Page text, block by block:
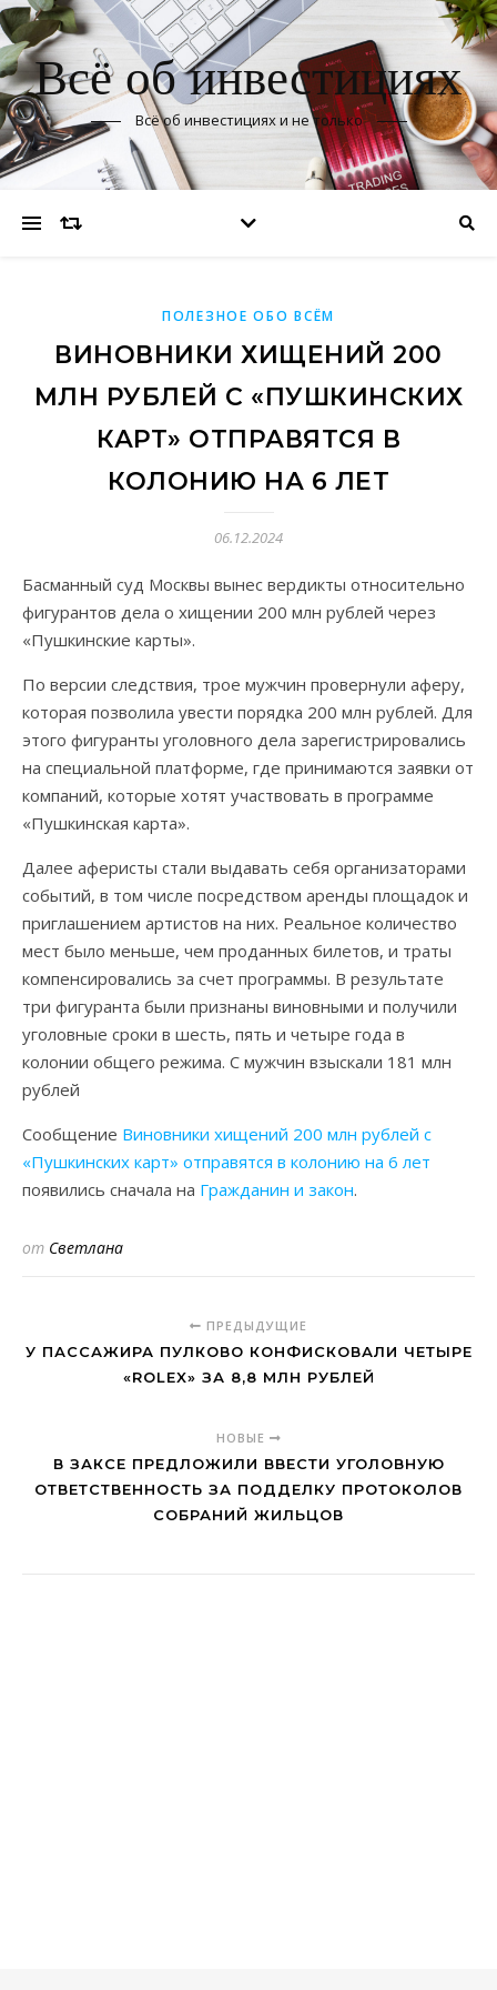
Всё об инвестициях
Всё об инвестициях и не только
ПОЛЕЗНОЕ ОБО ВСЁМ
ВИНОВНИКИ ХИЩЕНИЙ 200
МЛН РУБЛЕЙ С «ПУШКИНСКИХ
КАРТ» ОТПРАВЯТСЯ В
КОЛОНИЮ НА 6 ЛЕТ
06.12.2024
Басманный суд Москвы вынес вердикты относительно
фигурантов дела о хищении 200 млн рублей через
«Пушкинские карты».
По версии следствия, трое мужчин провернули аферу,
которая позволила увести порядка 200 млн рублей. Для
этого фигуранты уголовного дела зарегистрировались
на специальной платформе, где принимаются заявки от
компаний, которые хотят участвовать в программе
«Пушкинская карта».
Далее аферисты стали выдавать себя организаторами
событий, в том числе посредством аренды площадок и
приглашением артистов на них. Реальное количество
мест было меньше, чем проданных билетов, и траты
компенсировались за счет программы. В результате
три фигуранта были признаны виновными и получили
уголовные сроки в шесть, пять и четыре года в
колонии общего режима. С мужчин взыскали 181 млн
рублей
Сообщение Виновники хищений 200 млн рублей с
«Пушкинских карт» отправятся в колонию на 6 лет
появились сначала на Гражданин и закон.
от Светлана
ПРЕДЫДУЩИЕ
У ПАССАЖИРА ПУЛКОВО КОНФИСКОВАЛИ ЧЕТЫРЕ
«ROLEX» ЗА 8,8 МЛН РУБЛЕЙ
НОВЫЕ
В ЗАКСЕ ПРЕДЛОЖИЛИ ВВЕСТИ УГОЛОВНУЮ
ОТВЕТСТВЕННОСТЬ ЗА ПОДДЕЛКУ ПРОТОКОЛОВ
СОБРАНИЙ ЖИЛЬЦОВ